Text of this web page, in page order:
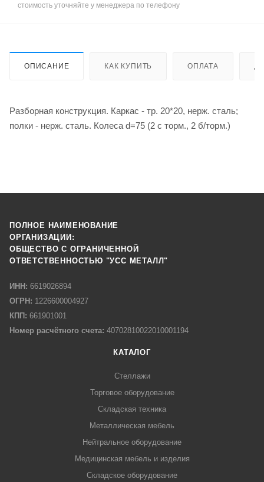
стоимость уточняйте у менеджера по телефону
ОПИСАНИЕ КАК КУПИТЬ ОПЛАТА
Разборная конструкция. Каркас - тр. 20*20, нерж. сталь;
полки - нерж. сталь. Колеса d=75 (2 с торм., 2 б/торм.)
ПОЛНОЕ НАИМЕНОВАНИЕ
ОРГАНИЗАЦИИ:
ОБЩЕСТВО С ОГРАНИЧЕННОЙ
ОТВЕТСТВЕННОСТЬЮ "УСС МЕТАЛЛ"
ИНН: 6619026894
ОГРН: 1226600004927
КПП: 661901001
Номер расчётного счета: 40702810022010001194
КАТАЛОГ
Стеллажи
Торговое оборудование
Складская техника
Металлическая мебель
Нейтральное оборудование
Медицинская мебель и изделия
Складское оборудование